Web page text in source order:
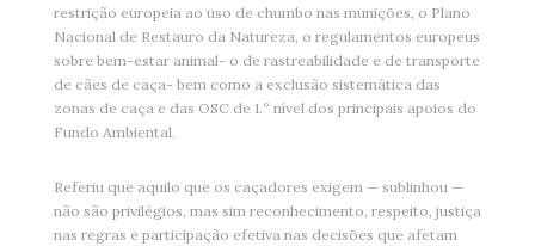
restrição europeia ao uso de chumbo nas munições, o Plano
Nacional de Restauro da Natureza, o regulamentos europeus
sobre bem-estar animal- o de rastreabilidade e de transporte
de cães de caça- bem como a exclusão sistemática das
zonas de caça e das OSC de 1.º nível dos principais apoios do
Fundo Ambiental.
Referiu que aquilo que os caçadores exigem — sublinhou —
não são privilégios, mas sim reconhecimento, respeito, justiça
nas regras e participação efetiva nas decisões que afetam